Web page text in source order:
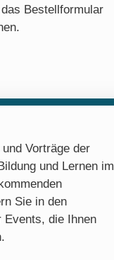
Bestellformular
Vorträge der
und Lernen im
Sie in den
Events, die Ihnen